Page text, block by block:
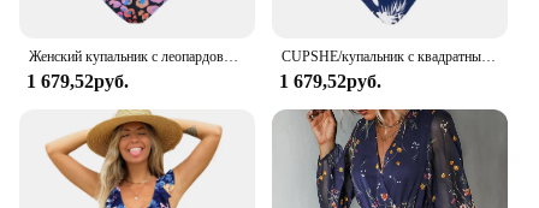
Женский купальник с леопардовым принтом CUPSHE, Цельный купальник с v-образным вырезом и открытой спиной, монокини, 2023, купальный костюм, пляжная одежда
1 679,52руб.
CUPSHE/купальник с квадратным вырезом и принтом в виде листьев, Цельный купальник для женщин, сексуальный Монокини с открытой спиной, купальник 2023, купальный костюм, пляжная одежда
1 679,52руб.